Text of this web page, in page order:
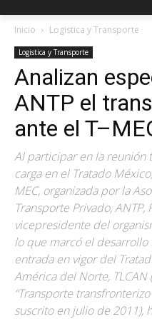
Inicio Logistica y Transporte
Logistica y Transporte
Analizan
ANTP el
ante el
Al participar en la reunión
carga en el Tratado
MEC, organizada por la
Transporte Privado, ANTP,
vicepresidente del
lo que marcó el
entrada en vigor del
América del Norte,
“Transporte
suscrito en julio de 2011),